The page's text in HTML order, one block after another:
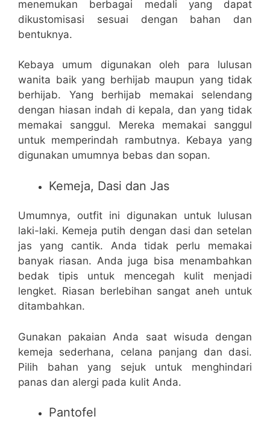
menemukan berbagai medali yang dapat
dikustomisasi sesuai dengan bahan dan
bentuknya.
Kebaya umum digunakan oleh para lulusan
wanita baik yang berhijab maupun yang tidak
berhijab. Yang berhijab memakai selendang
dengan hiasan indah di kepala, dan yang tidak
memakai sanggul. Mereka memakai sanggul
untuk memperindah rambutnya. Kebaya yang
digunakan umumnya bebas dan sopan.
Kemeja, Dasi dan Jas
Umumnya, outfit ini digunakan untuk lulusan
laki-laki. Kemeja putih dengan dasi dan setelan
jas yang cantik. Anda tidak perlu memakai
banyak riasan. Anda juga bisa menambahkan
bedak tipis untuk mencegah kulit menjadi
lengket. Riasan berlebihan sangat aneh untuk
ditambahkan.
Gunakan pakaian Anda saat wisuda dengan
kemeja sederhana, celana panjang dan dasi.
Pilih bahan yang sejuk untuk menghindari
panas dan alergi pada kulit Anda.
Pantofel